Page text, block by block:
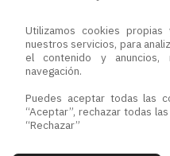
Utilizamos cookies
nuestros servicios, para
el contenido y
navegación.
Puedes aceptar todas las
“Aceptar”, rechazar todas
“Rechazar”